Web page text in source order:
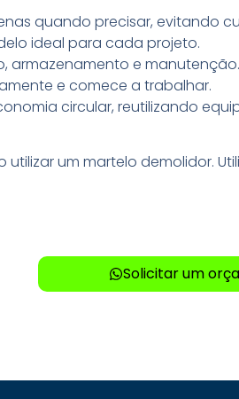
quando precisar, evitando
ideal para cada projeto.
armazenamento e manutenção.
e comece a trabalhar.
circular, reutilizando
um martelo demolidor.
Solicitar um